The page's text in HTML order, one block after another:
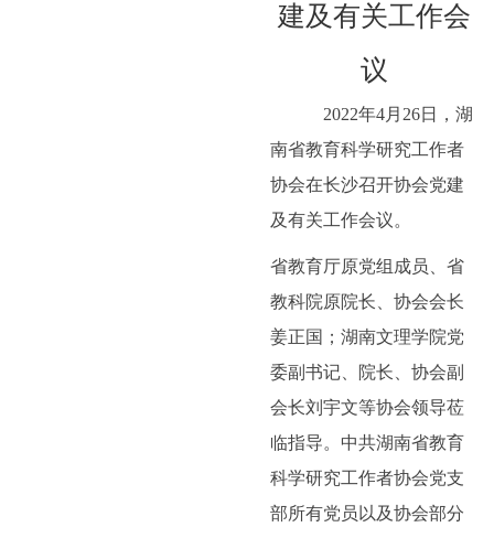
建及有关工作会
议
2022年4月26日，湖
南省教育科学研究工作者
协会在长沙召开协会党建
及有关工作会议。
省教育厅原党组成员、省
教科院原院长、协会会长
姜正国；湖南文理学院党
委副书记、院长、协会副
会长刘宇文等协会领导莅
临指导。中共湖南省教育
科学研究工作者协会党支
部所有党员以及协会部分